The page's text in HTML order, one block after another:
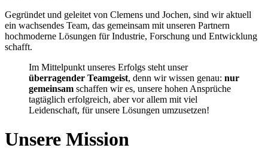
Gegründet und geleitet von Clemens und Jochen, sind wir aktuell
ein wachsendes Team, das gemeinsam mit unseren Partnern
hochmoderne Lösungen für Industrie, Forschung und Entwicklung
schafft.
Im Mittelpunkt unseres Erfolgs steht unser
überragender Teamgeist, denn wir wissen genau: nur
gemeinsam schaffen wir es, unsere hohen Ansprüche
tagtäglich erfolgreich, aber vor allem mit viel
Leidenschaft, für unsere Lösungen umzusetzen!
Unsere Mission